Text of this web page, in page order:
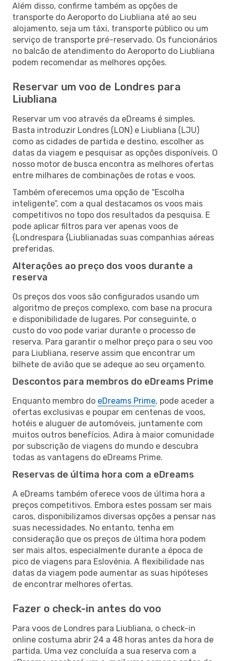
Além disso, confirme também as opções de
transporte do Aeroporto do Liubliana até ao seu
alojamento, seja um táxi, transporte público ou um
serviço de transporte pré-reservado. Os funcionários
no balcão de atendimento do Aeroporto do Liubliana
podem recomendar as melhores opções.
Reservar um voo de Londres para
Liubliana
Reservar um voo através da eDreams é simples.
Basta introduzir Londres (LON) e Liubliana (LJU)
como as cidades de partida e destino, escolher as
datas da viagem e pesquisar as opções disponíveis. O
nosso motor de busca encontra as melhores ofertas
entre milhares de combinações de rotas e voos.
Também oferecemos uma opção de “Escolha
inteligente”, com a qual destacamos os voos mais
competitivos no topo dos resultados da pesquisa. E
pode aplicar filtros para ver apenas voos de
{Londrespara {Liublianadas suas companhias aéreas
preferidas.
Alterações ao preço dos voos durante a
reserva
Os preços dos voos são configurados usando um
algoritmo de preços complexo, com base na procura
e disponibilidade de lugares. Por conseguinte, o
custo do voo pode variar durante o processo de
reserva. Para garantir o melhor preço para o seu voo
para Liubliana, reserve assim que encontrar um
bilhete de avião que se adeque ao seu orçamento.
Descontos para membros do eDreams Prime
Enquanto membro do eDreams Prime, pode aceder a
ofertas exclusivas e poupar em centenas de voos,
hotéis e aluguer de automóveis, juntamente com
muitos outros benefícios. Adira à maior comunidade
por subscrição de viagens do mundo e descubra
todas as vantagens do eDreams Prime.
Reservas de última hora com a eDreams
A eDreams também oferece voos de última hora a
preços competitivos. Embora estes possam ser mais
caros, disponibilizamos diversas opções a pensar nas
suas necessidades. No entanto, tenha em
consideração que os preços de última hora podem
ser mais altos, especialmente durante a época de
pico de viagens para Eslovénia. A flexibilidade nas
datas da viagem pode aumentar as suas hipóteses
de encontrar melhores ofertas.
Fazer o check-in antes do voo
Para voos de Londres para Liubliana, o check-in
online costuma abrir 24 a 48 horas antes da hora de
partida. Uma vez concluída a sua reserva com a